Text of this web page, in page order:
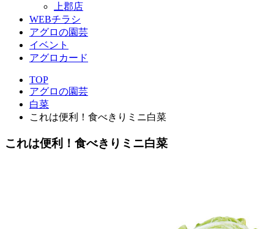
上郡店
WEBチラシ
アグロの園芸
イベント
アグロカード
TOP
アグロの園芸
白菜
これは便利！食べきりミニ白菜
これは便利！食べきりミニ白菜